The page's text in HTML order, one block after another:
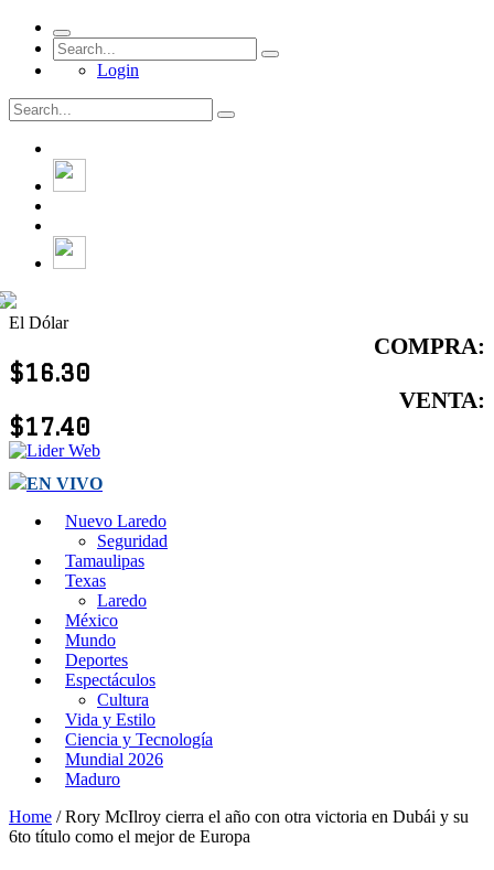
Login
El Dólar
COMPRA:
$16.30
VENTA:
$17.40
EN VIVO
Nuevo Laredo
Seguridad
Tamaulipas
Texas
Laredo
México
Mundo
Deportes
Espectáculos
Cultura
Vida y Estilo
Ciencia y Tecnología
Mundial 2026
Maduro
Home / Rory McIlroy cierra el año con otra victoria en Dubái y su
6to título como el mejor de Europa